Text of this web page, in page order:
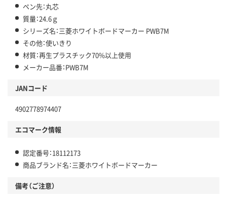
ペン先：丸芯
質量：24.6ｇ
シリーズ名：三菱ホワイトボードマーカー PWB7M
その他：使いきり
材質：再生プラスチック70%以上使用
メーカー品番：PWB7M
JANコード
4902778974407
エコマーク情報
認定番号：18112173
商品ブランド名：三菱ホワイトボードマーカー
備考（ご注意）